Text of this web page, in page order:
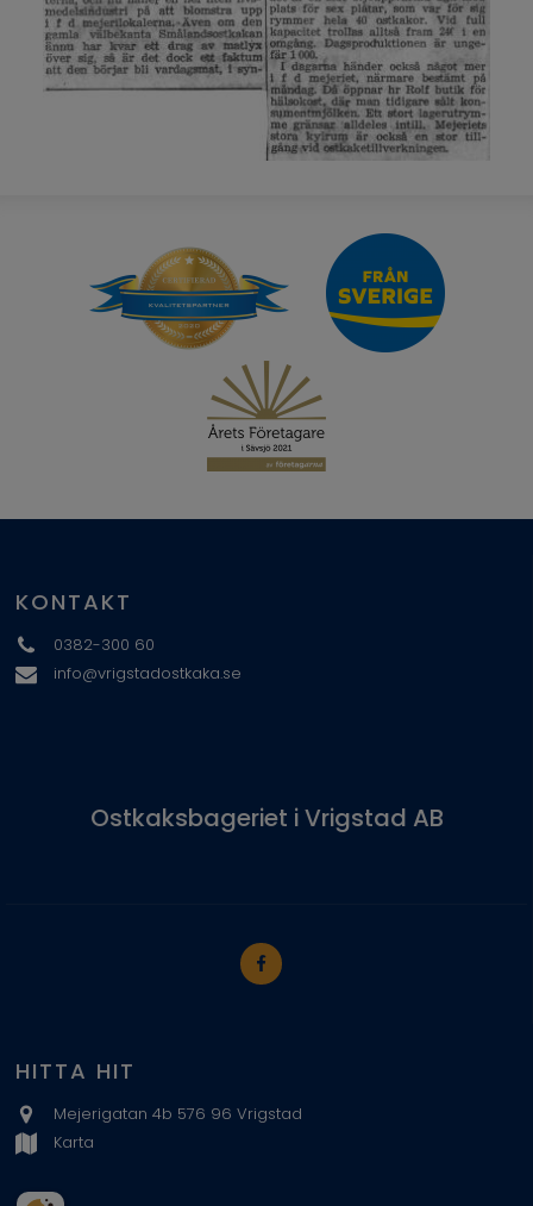
KONTAKT
0382-300 60
info@vrigstadostkaka.se
Ostkaksbageriet i Vrigstad AB
HITTA HIT
Mejerigatan 4b 576 96 Vrigstad
Karta